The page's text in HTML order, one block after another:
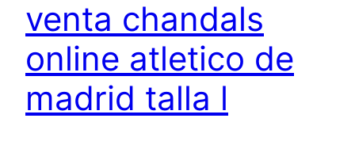
venta chandals
online atletico de
madrid talla l